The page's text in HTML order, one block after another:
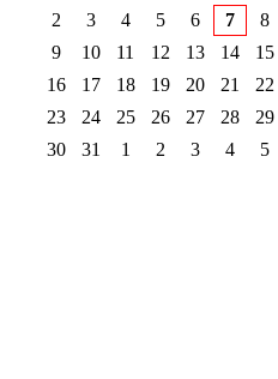
2
3 4 5 6 7
8
9
10 11 12 13 14
15
16
17 18 19 20 21
22
23
24 25 26 27 28
29
30
31 1 2 3 4 5